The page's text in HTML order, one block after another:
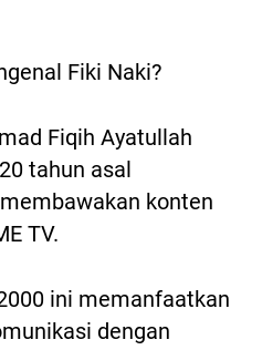
Fiki Naki?
Fiqih Ayatullah
tahun asal
konten
TV.
ini memanfaatkan
dengan